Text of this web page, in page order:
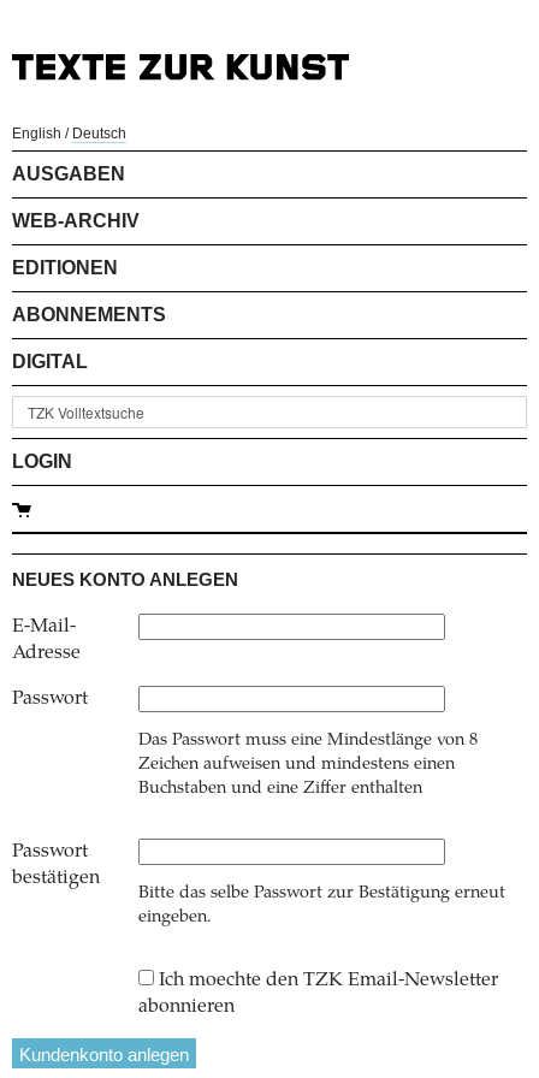
English / Deutsch
AUSGABEN
WEB-ARCHIV
EDITIONEN
ABONNEMENTS
DIGITAL
LOGIN
NEUES KONTO ANLEGEN
E-Mail-
Adresse
Passwort
Das Passwort muss eine Mindestlänge von 8
Zeichen aufweisen und mindestens einen
Buchstaben und eine Ziffer enthalten
Passwort
bestätigen
Bitte das selbe Passwort zur Bestätigung erneut
eingeben.
Ich moechte den TZK Email-Newsletter
abonnieren